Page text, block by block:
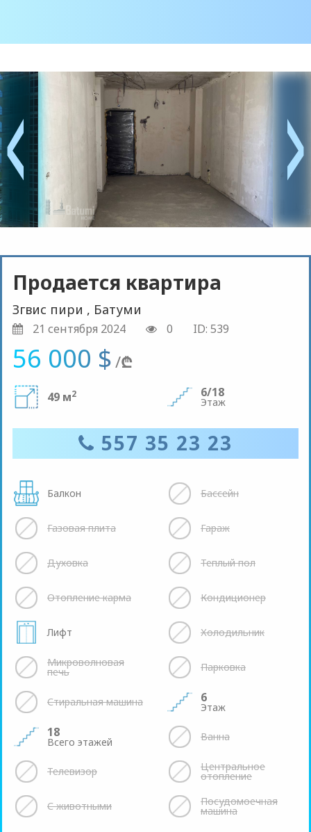
Продается квартира
Згвис пири , Батуми
21 сентября 2024 0 ID: 539
56 000 $ /₾
49 м2 6/18
Этаж
557 35 23 23
Балкон Бассейн
Газовая плита Гараж
Духовка Теплый пол
Отопление карма Кондиционер
Лифт Холодильник
Микроволновая
печь Парковка
Стиральная машина 6
Этаж
18
Всего этажей Ванна
Телевизор Центральное
отопление
С животными Посудомоечная
машина